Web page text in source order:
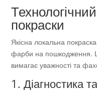
покраски
Якісна локальна
фарби на пошкодження.
вимагає уважності та
1. Діагностика